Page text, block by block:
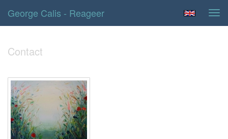
George Calis - Reageer
Contact